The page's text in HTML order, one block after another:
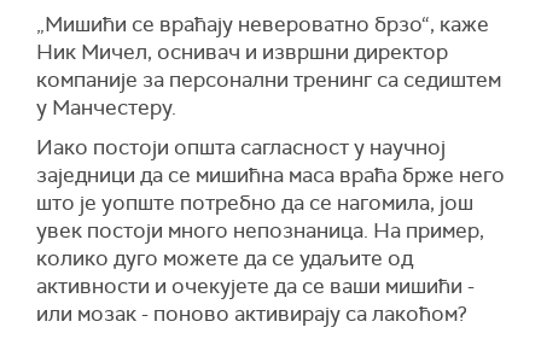
„Мишићи се враћају невероватно брзо“, каже
Ник Мичел, оснивач и извршни директор
компаније за персонални тренинг са седиштем
у Манчестеру.
Иако постоји општа сагласност у научној
заједници да се мишићна маса враћа брже него
што је уопште потребно да се нагомила, још
увек постоји много непознаница. На пример,
колико дуго можете да се удаљите од
активности и очекујете да се ваши мишићи -
или мозак - поново активирају са лакоћом?